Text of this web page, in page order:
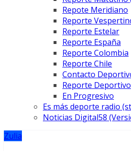
Repote Meridiano
Reporte
Reporte Estelar
Reporte España
Reporte Colombia
Reporte Chile
Contacto
Reporte Deportivo
En Progresivo
Es más deporte radio
Noticias Digital58
Zulia